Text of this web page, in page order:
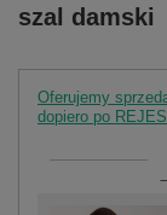
szal damski
Oferujemy
dopiero po